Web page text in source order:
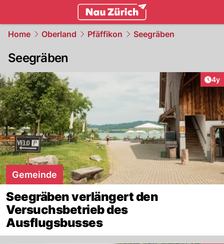
NAU.ch
Home Oberland Pfäffikon Seegräben
Seegräben
4y
Gemeinde
Seegräben verlängert den
Versuchsbetrieb des
Ausflugsbusses